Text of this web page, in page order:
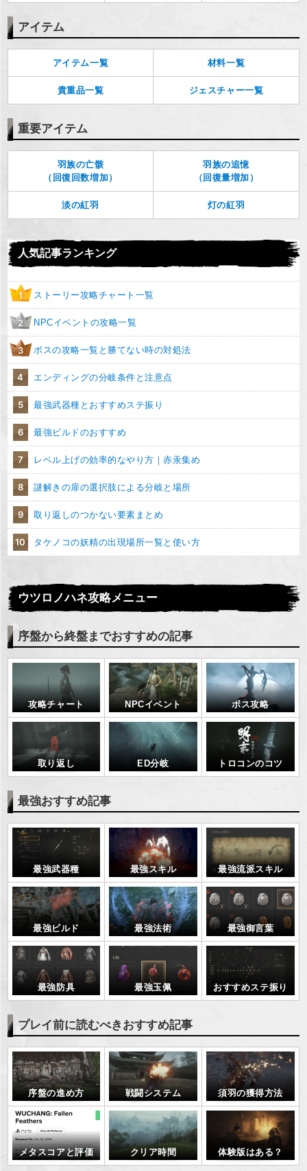
アイテム
アイテム一覧 材料一覧
貴重品一覧 ジェスチャー一覧
重要アイテム
羽族の亡骸
（回復回数増加）
羽族の追憶
（回復量増加）
淡の紅羽 灯の紅羽
人気記事ランキング
1 ストーリー攻略チャート一覧
2 NPCイベントの攻略一覧
3 ボスの攻略一覧と勝てない時の対処法
4 エンディングの分岐条件と注意点
5 最強武器種とおすすめステ振り
6 最強ビルドのおすすめ
7 レベル上げの効率的なやり方｜赤汞集め
8 謎解きの扉の選択肢による分岐と場所
9 取り返しのつかない要素まとめ
10 タケノコの妖精の出現場所一覧と使い方
ウツロノハネ攻略メニュー
序盤から終盤までおすすめの記事
攻略チャート NPCイベント ボス攻略
取り返し ED分岐 トロコンのコツ
最強おすすめ記事
最強武器種 最強スキル 最強流派スキル
最強ビルド 最強法術 最強御言葉
最強防具 最強玉佩 おすすめステ振り
プレイ前に読むべきおすすめ記事
序盤の進め方 戦闘システム 須羽の獲得方法
メタスコアと評価 クリア時間 体験版はある？